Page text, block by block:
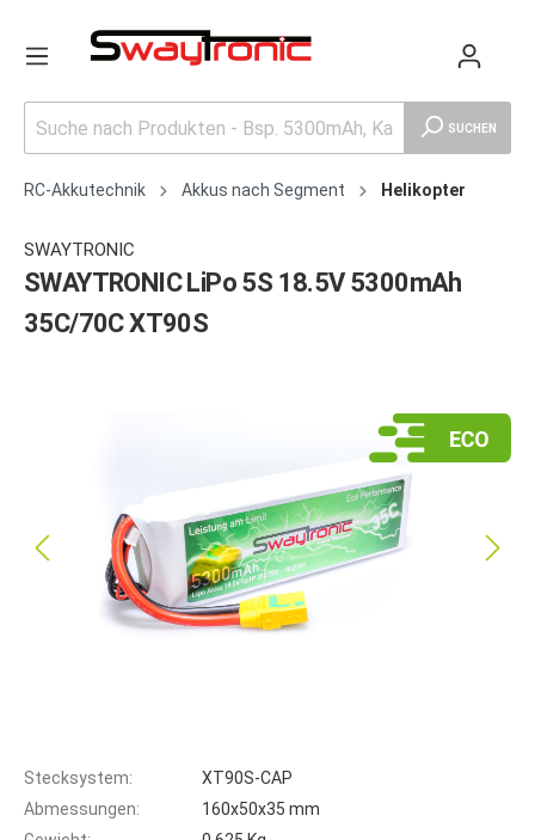
SUCHEN
RC-Akkutechnik Akkus nach Segment Helikopter
SWAYTRONIC
SWAYTRONIC LiPo 5S 18.5V 5300mAh
35C/70C XT90S
Stecksystem:
XT90S-CAP
Abmessungen:
160x50x35 mm